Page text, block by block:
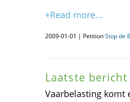
+Read more...
2009-01-01 | PetitionStop de
Laatste
Vaarbelasting komt